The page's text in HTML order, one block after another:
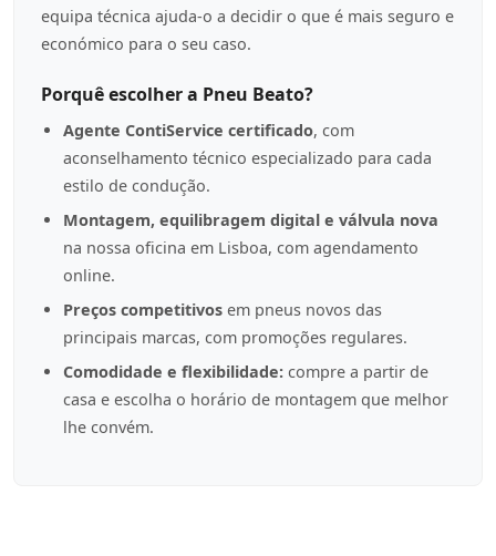
equipa técnica ajuda-o a decidir o que é mais seguro e
económico para o seu caso.
Porquê escolher a Pneu Beato?
Agente ContiService certificado, com
aconselhamento técnico especializado para cada
estilo de condução.
Montagem, equilibragem digital e válvula nova
na nossa oficina em Lisboa, com agendamento
online.
Preços competitivos em pneus novos das
principais marcas, com promoções regulares.
Comodidade e flexibilidade: compre a partir de
casa e escolha o horário de montagem que melhor
lhe convém.